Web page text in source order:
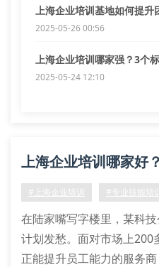
上海企业培训基地如何提升
2025-05-26 00:56
上海企业培训哪家强？3个
2025-05-24 12:10
上海企业培训哪家好
误区
#上海企业培训 #专业技能培训
在陆家嘴写字楼里，某科
计划发愁。面对市场上200
正能提升员工能力的服务